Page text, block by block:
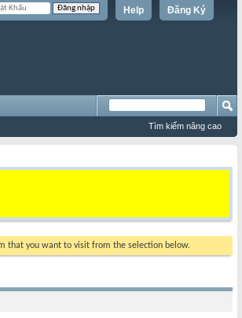
Đăng Ký
Help
Tìm kiếm nâng cao
that you want to visit from the selection below.